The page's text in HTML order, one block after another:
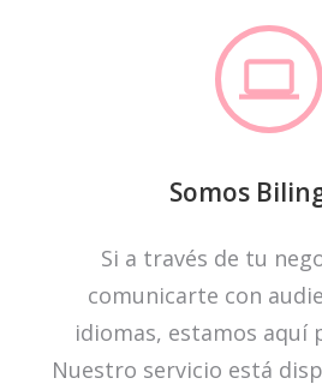
Somos
Si a través de tu
comunicarte con
idiomas, estamos aquí
Nuestro servicio está